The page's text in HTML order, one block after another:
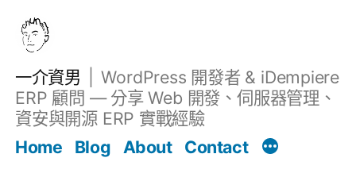
一介資男
WordPress 開發者 & iDempiere
ERP 顧問 — 分享 Web 開發、伺服器管理、
資安與開源 ERP 實戰經驗
Home
Blog About Contact
文章